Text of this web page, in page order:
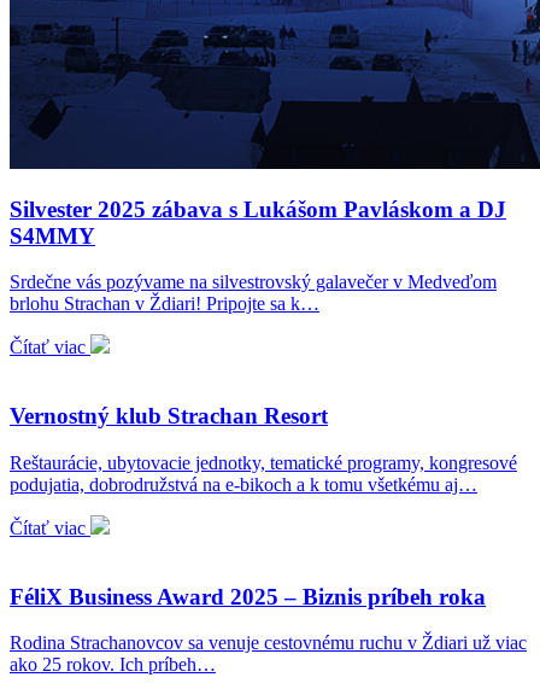
Silvester 2025 zábava s Lukášom Pavláskom a DJ
S4MMY
Srdečne vás pozývame na silvestrovský galavečer v Medveďom
brlohu Strachan v Ždiari! Pripojte sa k…
Čítať viac
Vernostný klub Strachan Resort
Reštaurácie, ubytovacie jednotky, tematické programy, kongresové
podujatia, dobrodružstvá na e-bikoch a k tomu všetkému aj…
Čítať viac
FéliX Business Award 2025 – Biznis príbeh roka
Rodina Strachanovcov sa venuje cestovnému ruchu v Ždiari už viac
ako 25 rokov. Ich príbeh…